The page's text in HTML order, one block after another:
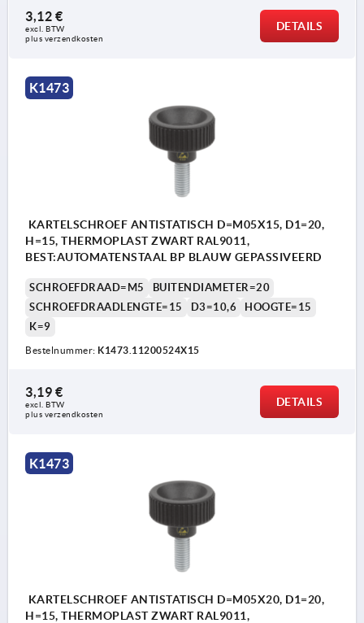
3,12 €
excl. BTW
plus verzendkosten
DETAILS
K1473
KARTELSCHROEF ANTISTATISCH D=M05X15, D1=20,
H=15, THERMOPLAST ZWART RAL9011,
BEST:AUTOMATENSTAAL BP BLAUW GEPASSIVEERD
SCHROEFDRAAD=M5
BUITENDIAMETER=20
SCHROEFDRAADLENGTE=15
D3=10,6
HOOGTE=15
K=9
Bestelnummer: K1473.11200524X15
3,19 €
excl. BTW
plus verzendkosten
DETAILS
K1473
KARTELSCHROEF ANTISTATISCH D=M05X20, D1=20,
H=15, THERMOPLAST ZWART RAL9011,